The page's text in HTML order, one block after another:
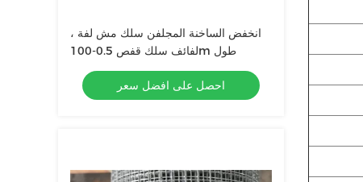
انخفض الساخنة المجلفن سلك مش لفة ،
لفائف سلك قفص 0.5-100m طول
احصل على افضل سعر